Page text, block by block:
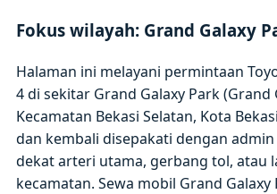
Fokus wilayah: Grand Galaxy
Halaman ini melayani permintaan
4 di sekitar Grand Galaxy Park (Grand
Kecamatan Bekasi Selatan, Kota
dan kembali disepakati dengan
dekat arteri utama, gerbang tol, atau
kecamatan. Sewa mobil Grand